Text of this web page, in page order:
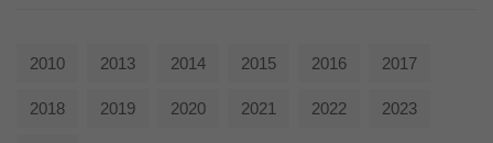
2010 2013 2014 2015 2016 2017
2018 2019 2020 2021 2022 2023